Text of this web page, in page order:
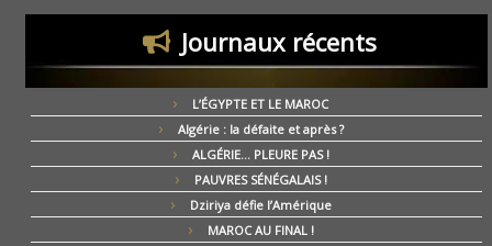
Journaux récents
L’ÉGYPTE ET LE MAROC
Algérie : la défaite et après ?
ALGÉRIE… PLEURE PAS !
PAUVRES SÉNÉGALAIS !
Dziriya défie l’Amérique
MAROC AU FINAL !